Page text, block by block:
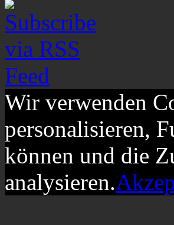
Wir verwenden
personalisieren,
können und die
analysieren.